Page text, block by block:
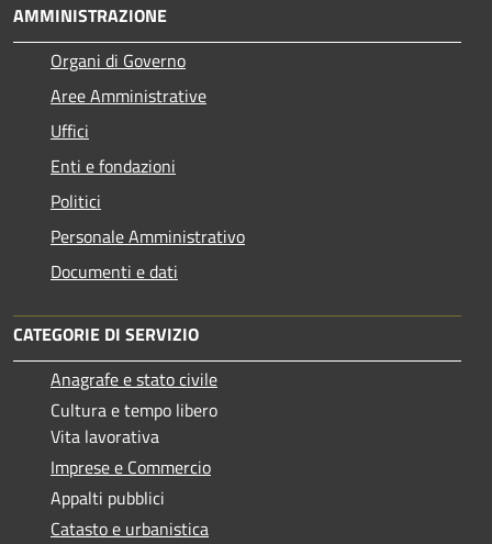
AMMINISTRAZIONE
Organi di Governo
Aree Amministrative
Uffici
Enti e fondazioni
Politici
Personale Amministrativo
Documenti e dati
CATEGORIE DI SERVIZIO
Anagrafe e stato civile
Cultura e tempo libero
Vita lavorativa
Imprese e Commercio
Appalti pubblici
Catasto e urbanistica